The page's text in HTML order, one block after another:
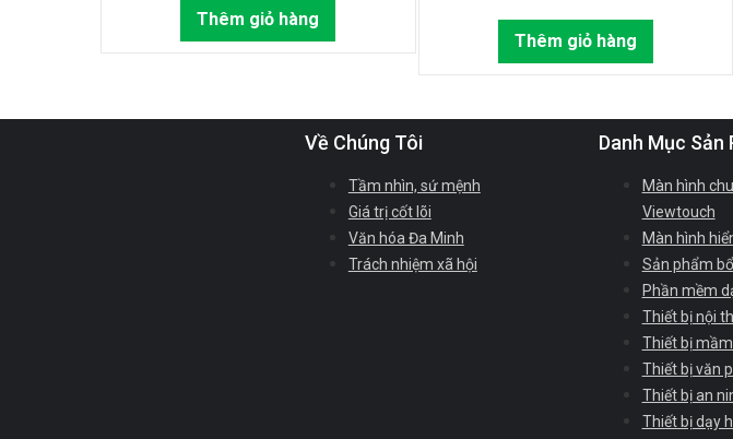
Thêm giỏ hàng
Thêm giỏ hàng
Về Chúng Tôi
Tầm nhìn, sứ mệnh
Giá trị cốt lõi
Văn hóa Đa Minh
Trách nhiệm xã hội
Danh Mục Sản
Màn hình
Viewtouch
Màn hình
Sản phẩm
Phần mềm
Thiết bị nội
Thiết bị
Thiết bị văn
Thiết bị an
Thiết bị dạy